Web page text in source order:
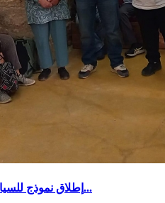
إطلاق نموذج للسياحة الشعبية: جزء من استراتيجية...